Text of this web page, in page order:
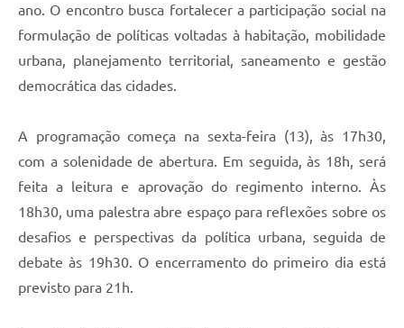
ano. O encontro busca fortalecer a participação social na
formulação de políticas voltadas à habitação, mobilidade
urbana, planejamento territorial, saneamento e gestão
democrática das cidades.
A programação começa na sexta-feira (13), às 17h30,
com a solenidade de abertura. Em seguida, às 18h, será
feita a leitura e aprovação do regimento interno. Às
18h30, uma palestra abre espaço para reflexões sobre os
desafios e perspectivas da política urbana, seguida de
debate às 19h30. O encerramento do primeiro dia está
previsto para 21h.